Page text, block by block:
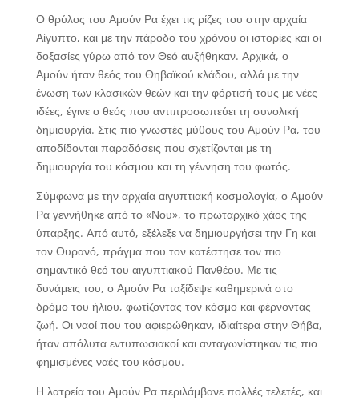
Ο θρύλος του Αμούν Ρα έχει τις ρίζες του στην αρχαία
Αίγυπτο, και με την πάροδο του χρόνου οι ιστορίες και οι
δοξασίες γύρω από τον Θεό αυξήθηκαν. Αρχικά, ο
Αμούν ήταν θεός του Θηβαϊκού κλάδου, αλλά με την
ένωση των κλασικών θεών και την φόρτισή τους με νέες
ιδέες, έγινε ο θεός που αντιπροσωπεύει τη συνολική
δημιουργία. Στις πιο γνωστές μύθους του Αμούν Ρα, του
αποδίδονται παραδόσεις που σχετίζονται με τη
δημιουργία του κόσμου και τη γέννηση του φωτός.
Σύμφωνα με την αρχαία αιγυπτιακή κοσμολογία, ο Αμούν
Ρα γεννήθηκε από το «Νου», το πρωταρχικό χάος της
ύπαρξης. Από αυτό, εξέλεξε να δημιουργήσει την Γη και
τον Ουρανό, πράγμα που τον κατέστησε τον πιο
σημαντικό θεό του αιγυπτιακού Πανθέου. Με τις
δυνάμεις του, ο Αμούν Ρα ταξίδεψε καθημερινά στο
δρόμο του ήλιου, φωτίζοντας τον κόσμο και φέρνοντας
ζωή. Οι ναοί που του αφιερώθηκαν, ιδιαίτερα στην Θήβα,
ήταν απόλυτα εντυπωσιακοί και ανταγωνίστηκαν τις πιο
φημισμένες ναές του κόσμου.
Η λατρεία του Αμούν Ρα περιλάμβανε πολλές τελετές, και